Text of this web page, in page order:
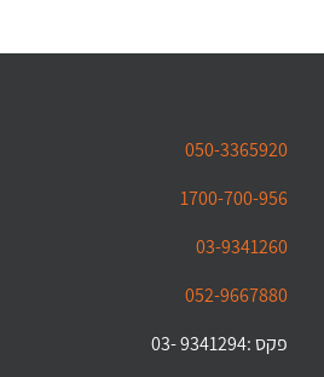
050-3365920
1700-700-956
03-9341260
052-9667880
פקס :9341294 -03